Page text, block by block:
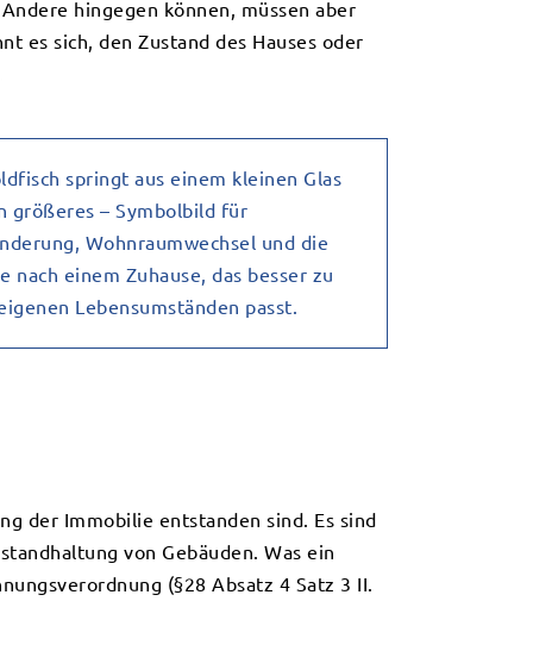
hingegen können, müssen aber
es sich, den Zustand des Hauses oder
der Immobilie entstanden sind. Es sind
von Gebäuden. Was ein
(§28 Absatz 4 Satz 3 II.